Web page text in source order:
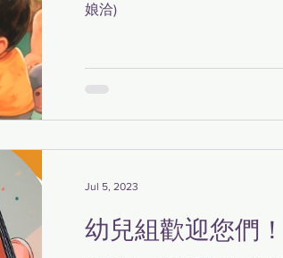
娘洽)
幼兒組歡迎您們！
Jul 5, 2023